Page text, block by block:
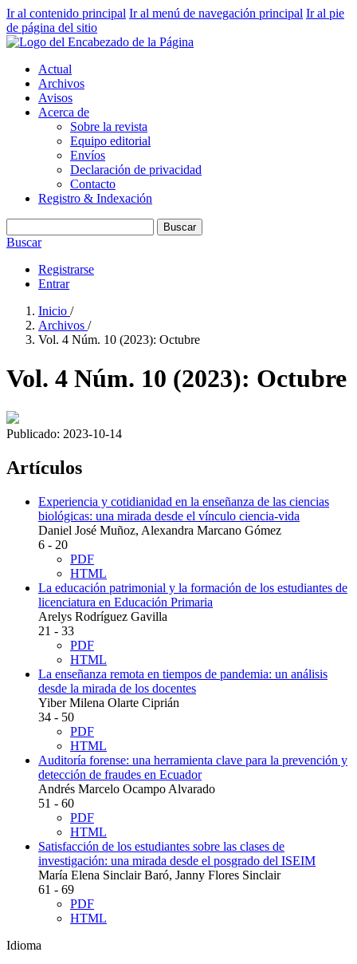
Ir al contenido principal Ir al menú de navegación principal Ir al pie
de página del sitio
Actual
Archivos
Avisos
Acerca de
Sobre la revista
Equipo editorial
Envíos
Declaración de privacidad
Contacto
Registro & Indexación
Buscar
Buscar
Registrarse
Entrar
Inicio /
Archivos /
Vol. 4 Núm. 10 (2023): Octubre
Vol. 4 Núm. 10 (2023): Octubre
Publicado: 2023-10-14
Artículos
Experiencia y cotidianidad en la enseñanza de las ciencias
biológicas: una mirada desde el vínculo ciencia-vida
Daniel José Muñoz, Alexandra Marcano Gómez
6 - 20
PDF
HTML
La educación patrimonial y la formación de los estudiantes de
licenciatura en Educación Primaria
Arelys Rodríguez Gavilla
21 - 33
PDF
HTML
La enseñanza remota en tiempos de pandemia: un análisis
desde la mirada de los docentes
Yiber Milena Olarte Ciprián
34 - 50
PDF
HTML
Auditoría forense: una herramienta clave para la prevención y
detección de fraudes en Ecuador
Andrés Marcelo Ocampo Alvarado
51 - 60
PDF
HTML
Satisfacción de los estudiantes sobre las clases de
investigación: una mirada desde el posgrado del ISEIM
María Elena Sinclair Baró, Janny Flores Sinclair
61 - 69
PDF
HTML
Idioma